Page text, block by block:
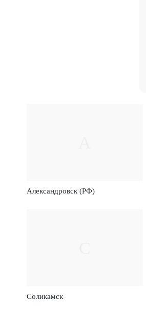
Александровск (РФ)
Соликамск